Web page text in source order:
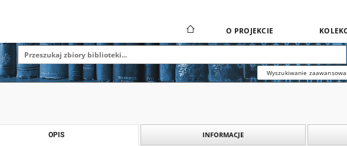
O PROJEKCIE
Wyszukiwanie
OPIS INFORMACJE